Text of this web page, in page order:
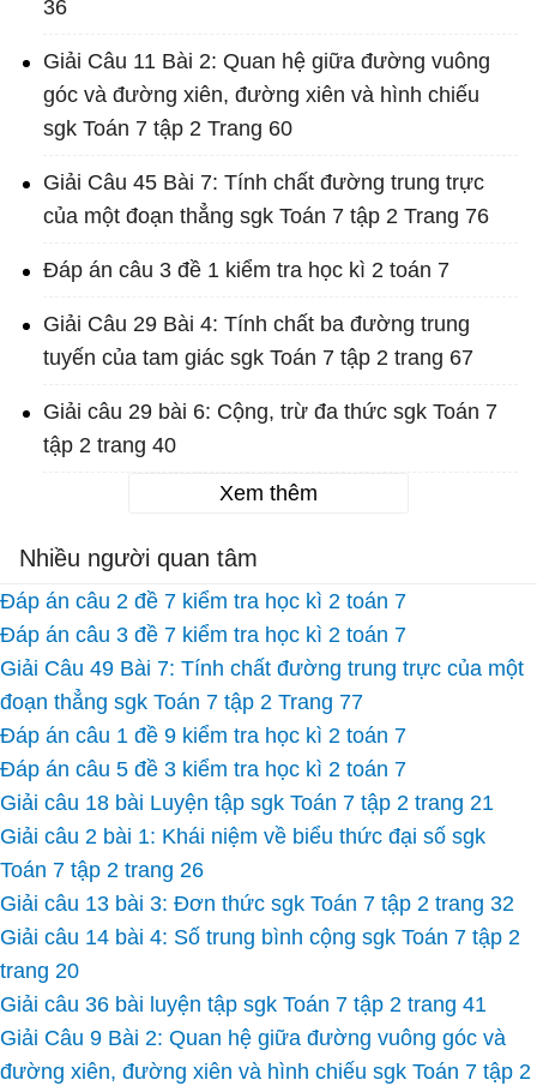
36
Giải Câu 11 Bài 2: Quan hệ giữa đường vuông
góc và đường xiên, đường xiên và hình chiếu
sgk Toán 7 tập 2 Trang 60
Giải Câu 45 Bài 7: Tính chất đường trung trực
của một đoạn thẳng sgk Toán 7 tập 2 Trang 76
Đáp án câu 3 đề 1 kiểm tra học kì 2 toán 7
Giải Câu 29 Bài 4: Tính chất ba đường trung
tuyến của tam giác sgk Toán 7 tập 2 trang 67
Giải câu 29 bài 6: Cộng, trừ đa thức sgk Toán 7
tập 2 trang 40
Xem thêm
Nhiều người quan tâm
Đáp án câu 2 đề 7 kiểm tra học kì 2 toán 7
Đáp án câu 3 đề 7 kiểm tra học kì 2 toán 7
Giải Câu 49 Bài 7: Tính chất đường trung trực của một
đoạn thẳng sgk Toán 7 tập 2 Trang 77
Đáp án câu 1 đề 9 kiểm tra học kì 2 toán 7
Đáp án câu 5 đề 3 kiểm tra học kì 2 toán 7
Giải câu 18 bài Luyện tập sgk Toán 7 tập 2 trang 21
Giải câu 2 bài 1: Khái niệm về biểu thức đại số sgk
Toán 7 tập 2 trang 26
Giải câu 13 bài 3: Đơn thức sgk Toán 7 tập 2 trang 32
Giải câu 14 bài 4: Số trung bình cộng sgk Toán 7 tập 2
trang 20
Giải câu 36 bài luyện tập sgk Toán 7 tập 2 trang 41
Giải Câu 9 Bài 2: Quan hệ giữa đường vuông góc và
đường xiên, đường xiên và hình chiếu sgk Toán 7 tập 2